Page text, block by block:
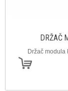
DRŽAČ
Držač modula